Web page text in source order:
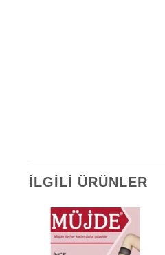
İLGILI ÜRÜNLER